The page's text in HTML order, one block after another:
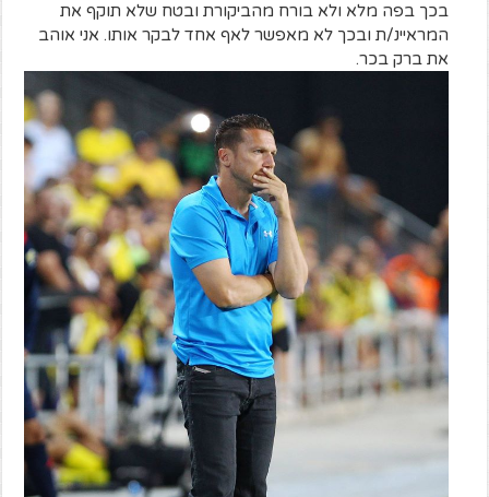
בכך בפה מלא ולא בורח מהביקורת ובטח שלא תוקף את
המראיינ/ת ובכך לא מאפשר לאף אחד לבקר אותו. אני אוהב
את ברק בכר.